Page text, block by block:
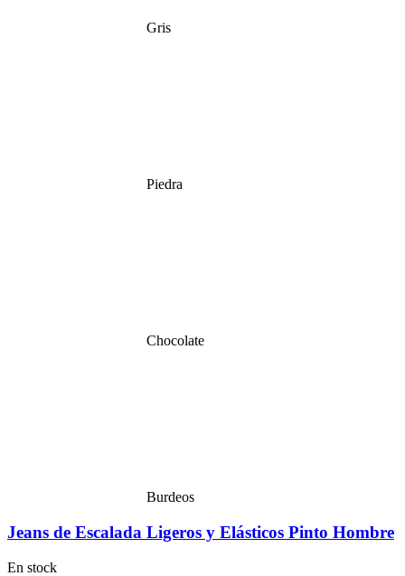
Gris
Piedra
Chocolate
Burdeos
Jeans de Escalada Ligeros y Elásticos Pinto Hombre
En stock